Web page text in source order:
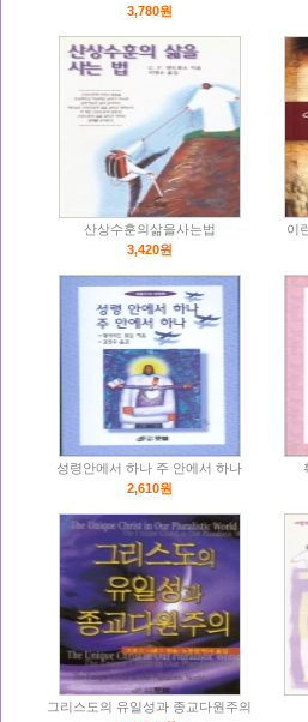
3,780원
산상수훈의삶을사는법
3,420원
이
성령안에서 하나 주 안에서 하나
2,610원
그리스도의 유일성과 종교다원주의